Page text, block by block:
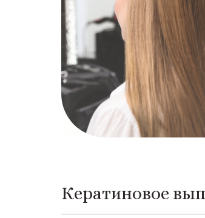
Кератиновое